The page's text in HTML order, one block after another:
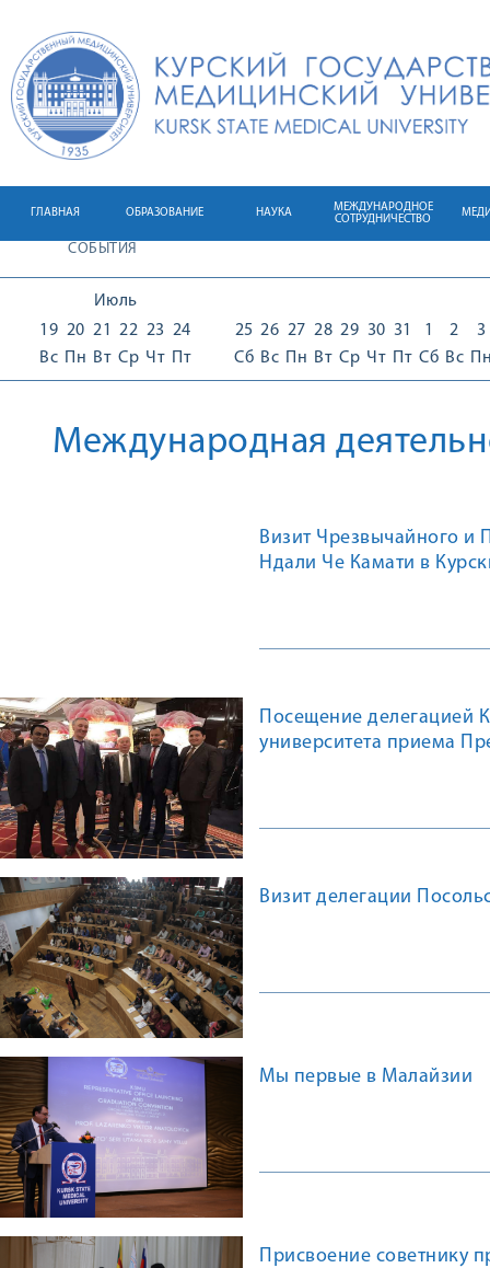
ГЛАВНАЯ ОБРАЗОВАНИЕ НАУКА
МЕЖДУНАРОДНОЕ
СОТРУДНИЧЕСТВО
СОБЫТИЯ
Июль
19
Вс
20
Пн
21
Вт
22
Ср
23
Чт
24
Пт
25
Сб
26
Вс
27
Пн
28
Вт
29
Ср
30
Чт
31
Пт
1
Сб
2
Вс
3
Международная
Визит Чрезвычайного и
Ндали Че Камати в
Посещение делегацией
университета приема
Визит делегации
Мы первые в Малайзии
Присвоение советнику